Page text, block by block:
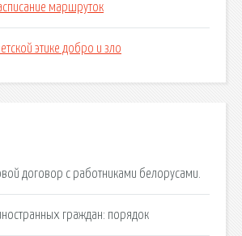
маршруток
этике добро и зло
договор с работниками белорусами.
граждан: порядок